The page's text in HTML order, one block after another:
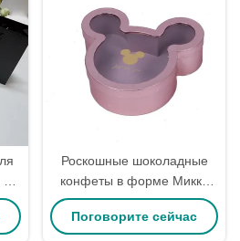
Роскошные шоколадные
конфеты в форме Микки
Мауса для мамы на День
Святого Валентина.
Поговорите сейчас